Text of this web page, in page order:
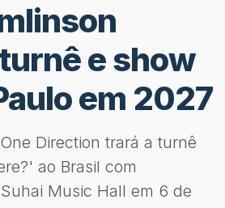
e show
em 2027
Direction trará a turnê
ao Brasil com
Music Hall em 6 de